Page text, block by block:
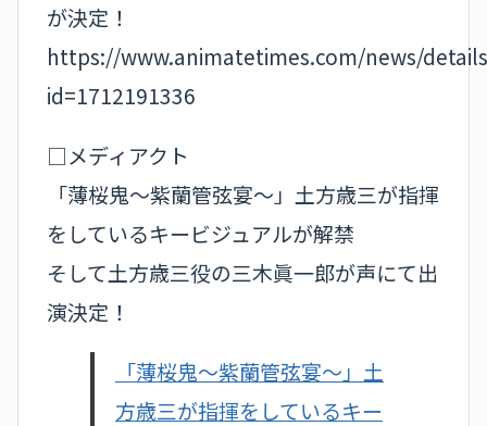
が決定！
https://www.animatetimes.com/news/
id=1712191336
□メディアクト
「薄桜鬼～紫蘭管弦宴～」土方歳三が指揮
をしているキービジュアルが解禁
そして土方歳三役の三木眞一郎が声にて出
演決定！
「薄桜鬼～紫蘭管弦宴～」土
方歳三が指揮をしているキー